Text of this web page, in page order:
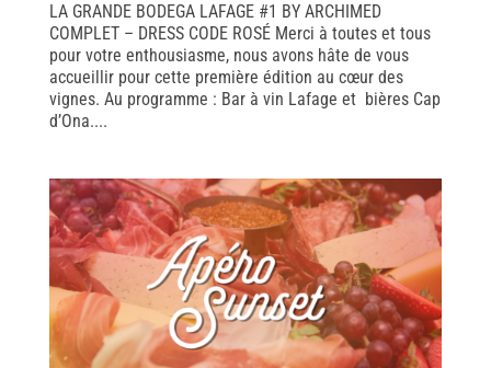
LA GRANDE BODEGA LAFAGE #1 BY ARCHIMED
COMPLET – DRESS CODE ROSÉ Merci à toutes et tous
pour votre enthousiasme, nous avons hâte de vous
accueillir pour cette première édition au cœur des
vignes. Au programme : Bar à vin Lafage et bières Cap
d’Ona....